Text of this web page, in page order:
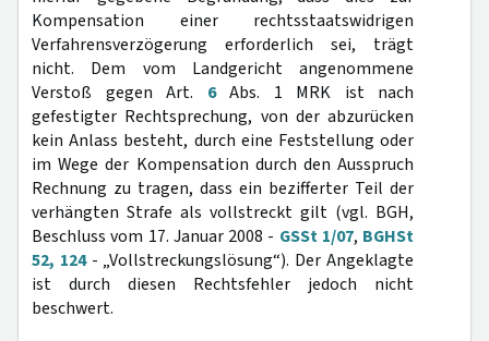
Kompensation einer rechtsstaatswidrigen
Verfahrensverzögerung erforderlich sei, trägt
nicht. Dem vom Landgericht angenommene
Verstoß gegen Art. 6Abs. 1 MRK ist nach
gefestigter Rechtsprechung, von der abzurücken
kein Anlass besteht, durch eine Feststellung oder
im Wege der Kompensation durch den Ausspruch
Rechnung zu tragen, dass ein bezifferter Teil der
verhängten Strafe als vollstreckt gilt (vgl. BGH,
Beschluss vom 17. Januar 2008 - GSSt 1/07, BGHSt
52, 124- „Vollstreckungslösung“). Der Angeklagte
ist durch diesen Rechtsfehler jedoch nicht
beschwert.